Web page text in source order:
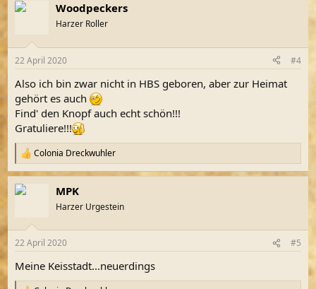
Woodpeckers
Harzer Roller
22 April 2020 #4
Also ich bin zwar nicht in HBS geboren, aber zur Heimat
gehört es auch
Find' den Knopf auch echt schön!!!
Gratuliere!!!
R
e
a
k
e
:
Colonia Dreckwuhler
MPK
Harzer Urgestein
22 April 2020 #5
Meine Keisstadt...neuerdings